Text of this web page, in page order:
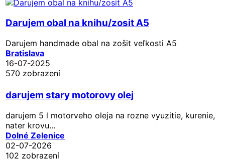
Darujem obal na knihu/zosit A5
Darujem handmade obal na zošit veľkosti A5
Bratislava
16-07-2025
570 zobrazení
darujem stary motorovy olej
darujem 5 l motorveho oleja na rozne vyuzitie, kurenie,
nater krovu...
Dolné Zelenice
02-07-2026
102 zobrazení